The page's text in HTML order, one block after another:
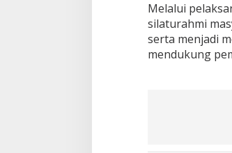
Melalui
silaturahmi
serta menjadi
mendukung